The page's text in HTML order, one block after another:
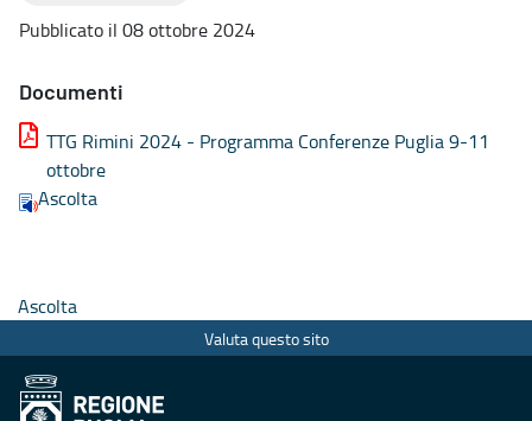
Pubblicato il 08 ottobre 2024
Documenti
TTG Rimini 2024 - Programma Conferenze Puglia 9-11
ottobre
Ascolta
Ascolta
Valuta questo sito